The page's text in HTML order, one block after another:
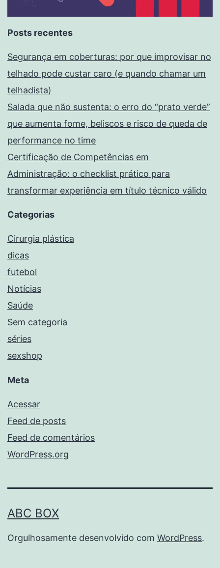
Posts recentes
Segurança em coberturas: por que improvisar no
telhado pode custar caro (e quando chamar um
telhadista)
Salada que não sustenta: o erro do “prato verde”
que aumenta fome, beliscos e risco de queda de
performance no time
Certificação de Competências em
Administração: o checklist prático para
transformar experiência em título técnico válido
Categorias
Cirurgia plástica
dicas
futebol
Notícias
Saúde
Sem categoria
séries
sexshop
Meta
Acessar
Feed de posts
Feed de comentários
WordPress.org
ABC BOX
Orgulhosamente desenvolvido com WordPress.